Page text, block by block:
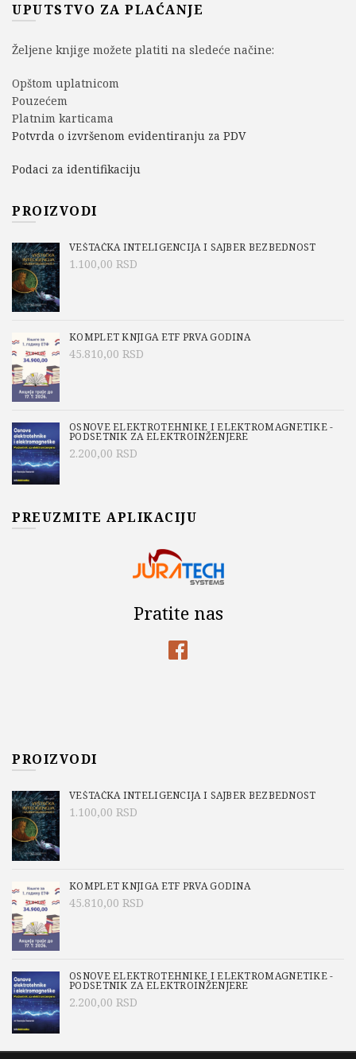
UPUTSTVO ZA PLAĆANJE
Željene knjige možete platiti na sledeće načine:
Opštom uplatnicom
Pouzećem
Platnim karticama
Potvrda o izvršenom evidentiranju za PDV
Podaci za identifikaciju
PROIZVODI
VEŠTAČKA INTELIGENCIJA I SAJBER BEZBEDNOST
1.100,00 RSD
KOMPLET KNJIGA ETF PRVA GODINA
45.810,00 RSD
OSNOVE ELEKTROTEHNIKE I ELEKTROMAGNETIKE -
PODSETNIK ZA ELEKTROINŽENJERE
2.200,00 RSD
PREUZMITE APLIKACIJU
Pratite nas
PROIZVODI
VEŠTAČKA INTELIGENCIJA I SAJBER BEZBEDNOST
1.100,00 RSD
KOMPLET KNJIGA ETF PRVA GODINA
45.810,00 RSD
OSNOVE ELEKTROTEHNIKE I ELEKTROMAGNETIKE -
PODSETNIK ZA ELEKTROINŽENJERE
2.200,00 RSD